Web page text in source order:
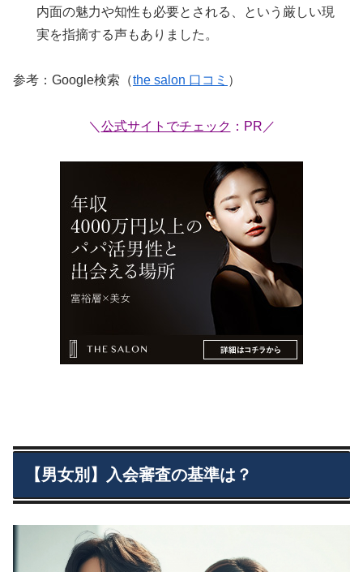
内面の魅力や知性も必要とされる、という厳しい現
実を指摘する声もありました。
参考：Google検索（the salon 口コミ ）
＼ 公式サイトでチェック ：PR／
【男女別】入会審査の基準は？